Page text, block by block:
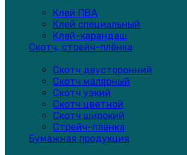
Клей ПВА
Клей специальный
Клей-карандаш
Скотч, стрейч-плёнка
Скотч двусторонний
Скотч малярный
Скотч узкий
Скотч цветной
Скотч широкий
Стрейч-плёнка
Бумажная продукция